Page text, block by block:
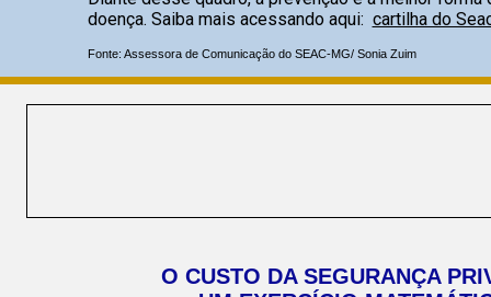
doença. Saiba mais acessando aqui: cartilha do
Fonte: Assessora de Comunicação do SEAC-MG/ Sonia Zuim
O CUSTO DA SEGURANÇA